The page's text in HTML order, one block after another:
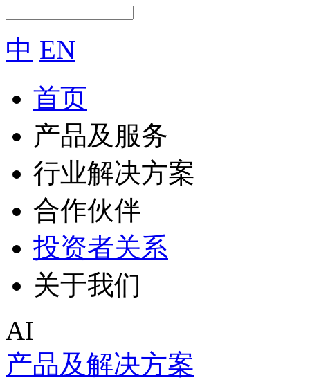
中 EN
首页
产品及服务
行业解决方案
合作伙伴
投资者关系
关于我们
AI
产品及解决方案